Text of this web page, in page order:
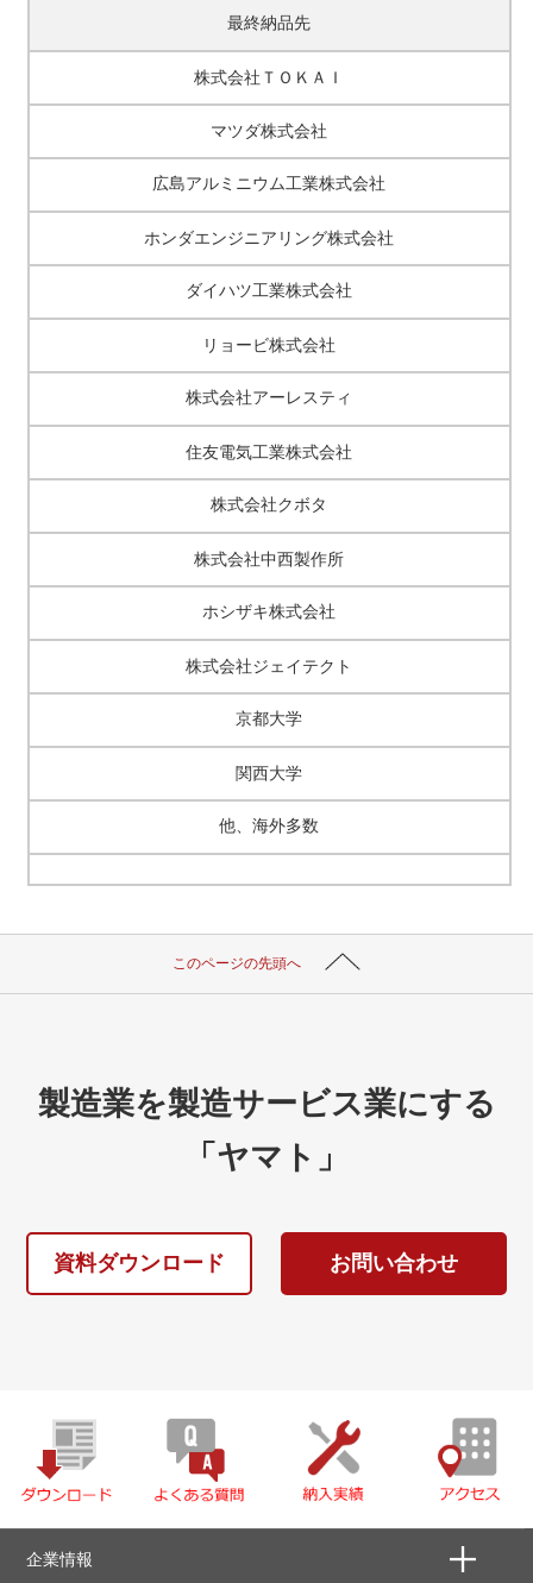
最終納品先
株式会社ＴＯＫＡＩ
マツダ株式会社
広島アルミニウム工業株式会社
ホンダエンジニアリング株式会社
ダイハツ工業株式会社
リョービ株式会社
株式会社アーレスティ
住友電気工業株式会社
株式会社クボタ
株式会社中西製作所
ホシザキ株式会社
株式会社ジェイテクト
京都大学
関西大学
他、海外多数
このページの先頭へ
製造業を製造サービス業にする
「ヤマト」
資料ダウンロード お問い合わせ
企業情報